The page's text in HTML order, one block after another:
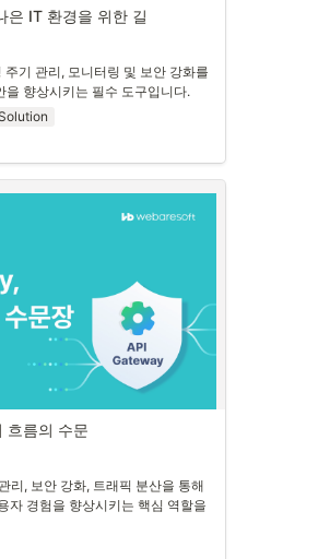
솔루션의 중요성
인프라의 중요성은 그 어느 때보다
바로 **API 관리 솔루션(APIM)**
Interface)**는 서로 다른
수 있도록 돕는 중요한 도구입니
능을 제공합니다.
, 수정 및 버전관리, 배포, 공개, 삭제
관리합니다. 이를 통해 개발자는 더
할 수 있습니다.
은 IT 환경을 위한 길
기 관리, 모니터링 및 보안 강화를
을 향상시키는 필수 도구입니다.
중요성
애플리케이션들이 API를 통해 서
Gateway입니다. API Gateway는
적절한 서버로 전달하고, 서버의 응
중요한 역할을 합니다. 이를 통해
흐름의 수문
리, 보안 강화, 트래픽 분산을 통해
자 경험을 향상시키는 핵심 역할을